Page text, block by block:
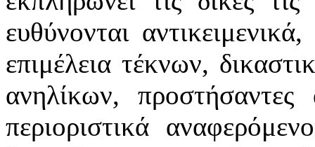
ευθύνονται
επιμέλεια τέκνων,
ανηλίκων,
περιοριστικά